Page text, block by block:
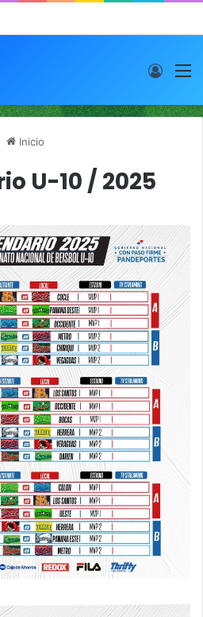
Inicio de la “Súper Ronda”
Inicio
U-10 / 2025